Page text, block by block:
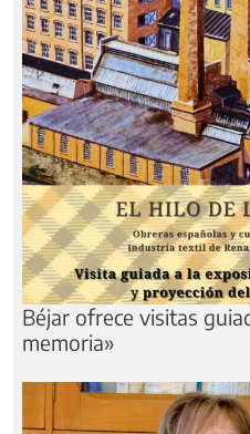
Béjar ofrece visitas
memoria»